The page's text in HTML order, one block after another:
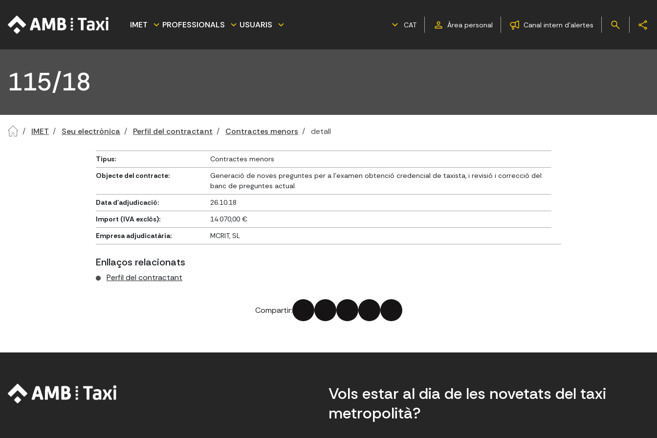
IMET PROFESSIONALS USUARIS CAT Àrea personal Canal intern d'alertes
115/18
IMET Seu electrònica Perfil del contractant Contractes menors detall
Tipus:
Contractes menors
Objecte del contracte:
Generació de noves preguntes per a l'examen obtenció credencial de taxista, i revisió i correcció del
banc de preguntes actual.
Data d'adjudicació:
26.10.18
Import (IVA exclòs):
14.070,00 €
Empresa adjudicatària:
MCRIT, SL
Enllaços relacionats
Perfil del contractant
Compartir:
Vols estar al dia de les novetats del taxi
metropolità?